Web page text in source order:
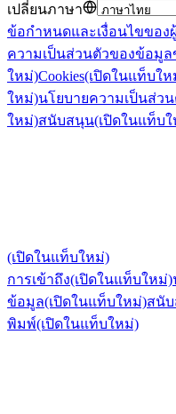
เปลี่ยนภาษา
ข้อกำหนดและเงื่อนไขของ
ความเป็นส่วนตัวของข้อมูล
ใหม่)Cookies(เปิดในแท็บให
ใหม่)นโยบายความเป็นส่ว
ใหม่)สนับสนุน(เปิดในแท็บ
(เปิดในแท็บใหม่)
การเข้าถึง(เปิดในแท็บใหม่)
ข้อมูล(เปิดในแท็บใหม่)สนั
พิมพ์(เปิดในแท็บใหม่)